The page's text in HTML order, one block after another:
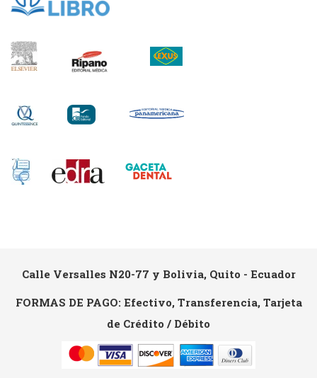
Calle Versalles N20-77 y Bolivia, Quito - Ecuador
FORMAS DE PAGO: Efectivo, Transferencia, Tarjeta
de Crédito / Débito